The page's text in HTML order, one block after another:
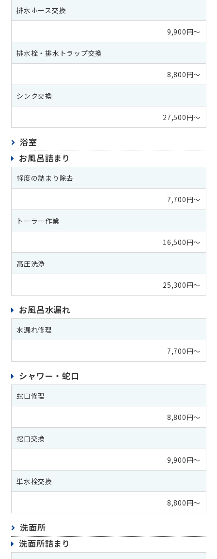
排水ホース交換
9,900円～
排水栓・排水トラップ交換
8,800円～
シンク交換
27,500円～
浴室
お風呂詰まり
軽度の詰まり除去
7,700円～
トーラー作業
16,500円～
高圧洗浄
25,300円～
お風呂水漏れ
水漏れ修理
7,700円～
シャワー・蛇口
蛇口修理
8,800円～
蛇口交換
9,900円～
単水栓交換
8,800円～
洗面所
洗面所詰まり